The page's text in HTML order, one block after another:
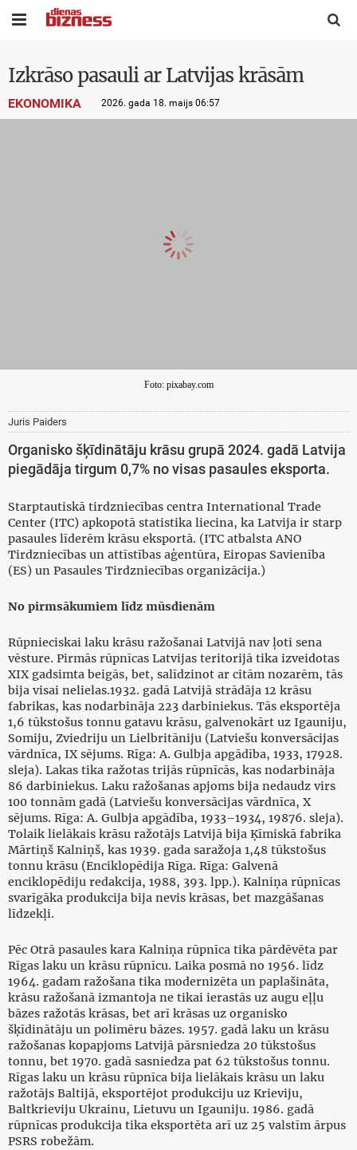
 
Izkrāso pasauli ar Latvijas krāsām
EKONOMIKA 2026. gada 18. maijs 06:57
Foto: pixabay.com
Juris Paiders
Organisko šķīdinātāju krāsu grupā 2024. gadā Latvija
piegādāja tirgum 0,7% no visas pasaules eksporta.
Starptautiskā tirdzniecības centra International Trade
Center (ITC) apkopotā statistika liecina, ka Latvija ir starp
pasaules līderēm krāsu eksportā. (ITC atbalsta ANO
Tirdzniecības un attīstības aģentūra, Eiropas Savienība
(ES) un Pasaules Tirdzniecības organizācija.)
No pirmsākumiem līdz mūsdienām
Rūpnieciskai laku krāsu ražošanai Latvijā nav ļoti sena
vēsture. Pirmās rūpnīcas Latvijas teritorijā tika izveidotas
XIX gadsimta beigās, bet, salīdzinot ar citām nozarēm, tās
bija visai nelielas.1932. gadā Latvijā strādāja 12 krāsu
fabrikas, kas nodarbināja 223 darbiniekus. Tās eksportēja
1,6 tūkstošus tonnu gatavu krāsu, galvenokārt uz Igauniju,
Somiju, Zviedriju un Lielbritāniju (Latviešu konversācijas
vārdnīca, IX sējums. Rīga: A. Gulbja apgādība, 1933, 17928.
sleja). Lakas tika ražotas trijās rūpnīcās, kas nodarbināja
86 darbiniekus. Laku ražošanas apjoms bija nedaudz virs
100 tonnām gadā (Latviešu konversācijas vārdnīca, X
sējums. Rīga: A. Gulbja apgādība, 1933–1934, 19876. sleja).
Tolaik lielākais krāsu ražotājs Latvijā bija Ķīmiskā fabrika
Mārtiņš Kalniņš, kas 1939. gada saražoja 1,48 tūkstošus
tonnu krāsu (Enciklopēdija Rīga. Rīga: Galvenā
enciklopēdiju redakcija, 1988, 393. lpp.). Kalniņa rūpnīcas
svarīgāka produkcija bija nevis krāsas, bet mazgāšanas
līdzekļi.
Pēc Otrā pasaules kara Kalniņa rūpnīca tika pārdēvēta par
Rīgas laku un krāsu rūpnīcu. Laika posmā no 1956. līdz
1964. gadam ražošana tika modernizēta un paplašināta,
krāsu ražošanā izmantoja ne tikai ierastās uz augu eļļu
bāzes ražotās krāsas, bet arī krāsas uz organisko
šķīdinātāju un polimēru bāzes. 1957. gadā laku un krāsu
ražošanas kopapjoms Latvijā pārsniedza 20 tūkstošus
tonnu, bet 1970. gadā sasniedza pat 62 tūkstošus tonnu.
Rīgas laku un krāsu rūpnīca bija lielākais krāsu un laku
ražotājs Baltijā, eksportējot produkciju uz Krieviju,
Baltkrieviju Ukrainu, Lietuvu un Igauniju. 1986. gadā
rūpnīcas produkcija tika eksportēta arī uz 25 valstīm ārpus
PSRS robežām.